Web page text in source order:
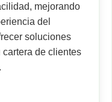
mejorando
del
soluciones
de clientes